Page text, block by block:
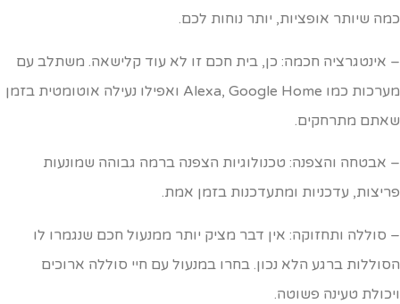
שיותר אופציות, יותר נוחות לכם.
אינטגרציה חכמה: כן, בית חכם זו לא עוד קלישאה. משתלב עם
מערכות כמו Alexa, Google Home ואפילו נעילה אוטומטית בזמן
מתרחקים.
אבטחה והצפנה: טכנולוגיות הצפנה ברמה גבוהה שמונעות
עדכניות ומתעדכנות בזמן אמת.
סוללה ותחזוקה: אין דבר מציק יותר ממנעול חכם שנגמרו לו
ברגע הלא נכון. בחרו במנעול עם חיי סוללה ארוכים
טעינה פשוטה.